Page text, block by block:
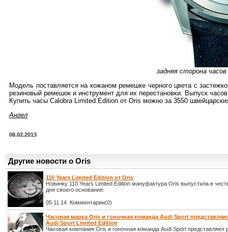
задняя сторона
Модель поставляется на кожаном ремешке черного цвета с
резиновый ремешок и инструмент для их перестановки. Выпуск
Купить часы Calobra Limited Edition от Oris можно за 3550
Ангел
08.02.2013
Другие новости о Oris
110 Years Limited Edition от Oris
Новинку 110 Years Limited Edition мануфактура Oris выпустила в
дня своего основания.
05.11.14 Комментарии(0)
Часовая марка Oris и гоночная команда Audi Sport
Audi Sport Limited Edition
Часовая компания Oris и гоночная команда Audi Sport представляют